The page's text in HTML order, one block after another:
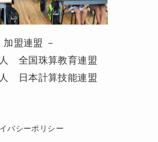
加盟連盟 －
全国珠算教育連盟
日本計算技能連盟
バシーポリシー